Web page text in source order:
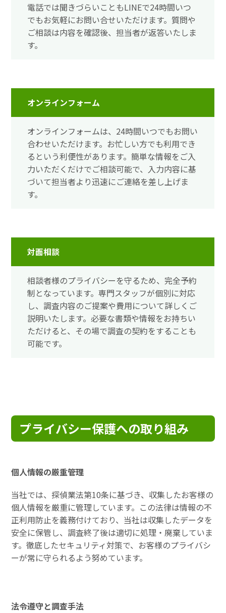
電話では聞きづらいこともLINEで24時間いつ
でもお気軽にお問い合せいただけます。質問や
ご相談は内容を確認後、担当者が返答いたしま
す。
オンラインフォーム
オンラインフォームは、24時間いつでもお問い
合わせいただけます。お忙しい方でも利用でき
るという利便性があります。簡単な情報をご入
力いただくだけでご相談可能で、入力内容に基
づいて担当者より迅速にご連絡を差し上げま
す。
対面相談
相談者様のプライバシーを守るため、完全予約
制となっています。専門スタッフが個別に対応
し、調査内容のご提案や費用について詳しくご
説明いたします。必要な書類や情報をお持ちい
ただけると、その場で調査の契約をすることも
可能です。
プライバシー保護への取り組み
個人情報の厳重管理
当社では、探偵業法第10条に基づき、収集したお客様の
個人情報を厳重に管理しています。この法律は情報の不
正利用防止を義務付けており、当社は収集したデータを
安全に保管し、調査終了後は適切に処理・廃棄していま
す。徹底したセキュリティ対策で、お客様のプライバシ
ーが常に守られるよう努めています。
法令遵守と調査手法